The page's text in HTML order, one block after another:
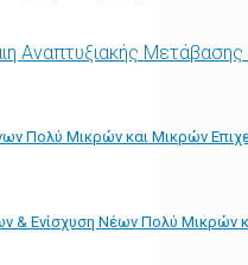
Αναπτυξιακής
Πολύ Μικρών και Μικρών
& Ενίσχυση Νέων Πολύ Μικρών